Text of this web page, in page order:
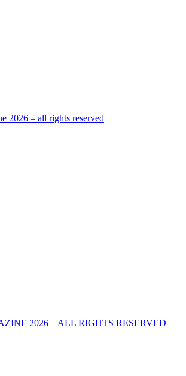
2026 – all rights reserved
2026 – ALL RIGHTS RESERVED